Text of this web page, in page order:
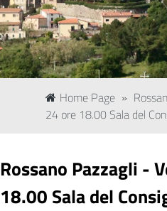
Home Page »
24 ore 18.00 Sala del
Rossano Pazzagli -
18.00 Sala del